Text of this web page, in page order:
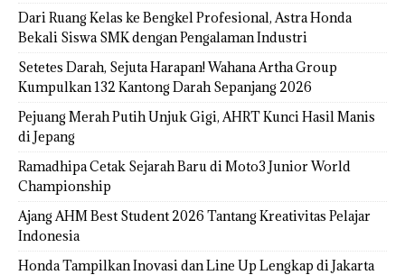
Dari Ruang Kelas ke Bengkel Profesional, Astra Honda
Bekali Siswa SMK dengan Pengalaman Industri
Setetes Darah, Sejuta Harapan! Wahana Artha Group
Kumpulkan 132 Kantong Darah Sepanjang 2026
Pejuang Merah Putih Unjuk Gigi, AHRT Kunci Hasil Manis
di Jepang
Ramadhipa Cetak Sejarah Baru di Moto3 Junior World
Championship
Ajang AHM Best Student 2026 Tantang Kreativitas Pelajar
Indonesia
Honda Tampilkan Inovasi dan Line Up Lengkap di Jakarta